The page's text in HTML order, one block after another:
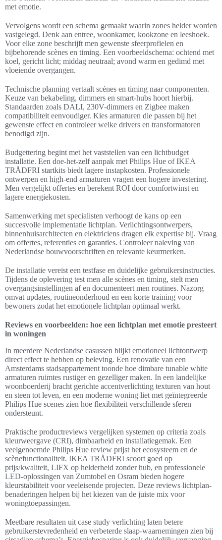
met emotie.
Vervolgens wordt een schema gemaakt waarin zones helder worden
vastgelegd. Denk aan entree, woonkamer, kookzone en leeshoek.
Voor elke zone beschrijft men gewenste sfeerprofielen en
bijbehorende scènes en timing. Een voorbeeldschema: ochtend met
koel, gericht licht; middag neutraal; avond warm en gedimd met
vloeiende overgangen.
Technische planning vertaalt scènes en timing naar componenten.
Keuze van bekabeling, dimmers en smart-hubs hoort hierbij.
Standaarden zoals DALI, 230V-dimmers en Zigbee maken
compatibiliteit eenvoudiger. Kies armaturen die passen bij het
gewenste effect en controleer welke drivers en transformatoren
benodigd zijn.
Budgettering begint met het vaststellen van een lichtbudget
installatie. Een doe-het-zelf aanpak met Philips Hue of IKEA
TRÅDFRI startkits biedt lagere instapkosten. Professionele
ontwerpen en high-end armaturen vragen een hogere investering.
Men vergelijkt offertes en berekent ROI door comfortwinst en
lagere energiekosten.
Samenwerking met specialisten verhoogt de kans op een
succesvolle implementatie lichtplan. Verlichtingsontwerpers,
binnenhuisarchitecten en elektriciens dragen elk expertise bij. Vraag
om offertes, referenties en garanties. Controleer naleving van
Nederlandse bouwvoorschriften en relevante keurmerken.
De installatie vereist een testfase en duidelijke gebruikersinstructies.
Tijdens de oplevering test men alle scènes en timing, stelt men
overgangsinstellingen af en documenteert men routines. Nazorg
omvat updates, routineonderhoud en een korte training voor
bewoners zodat het emotionele lichtplan optimaal werkt.
Reviews en voorbeelden: hoe een lichtplan met emotie presteert
in woningen
In meerdere Nederlandse casussen blijkt emotioneel lichtontwerp
direct effect te hebben op beleving. Een renovatie van een
Amsterdams stadsappartement toonde hoe dimbare tunable white
armaturen ruimtes rustiger en gezelliger maken. In een landelijke
woonboerderij bracht gerichte accentverlichting texturen van hout
en steen tot leven, en een moderne woning liet met geïntegreerde
Philips Hue scenes zien hoe flexibiliteit verschillende sferen
ondersteunt.
Praktische productreviews vergelijken systemen op criteria zoals
kleurweergave (CRI), dimbaarheid en installatiegemak. Een
veelgenoemde Philips Hue review prijst het ecosysteem en de
scènefunctionaliteit. IKEA TRÅDFRI scoort goed op
prijs/kwaliteit, LIFX op helderheid zonder hub, en professionele
LED-oplossingen van Zumtobel en Osram bieden hogere
kleurstabiliteit voor veeleisende projecten. Deze reviews lichtplan-
benaderingen helpen bij het kiezen van de juiste mix voor
woningtoepassingen.
Meetbare resultaten uit case study verlichting laten betere
gebruikerstevredenheid en verbeterde slaap-waarnemingen zien bij